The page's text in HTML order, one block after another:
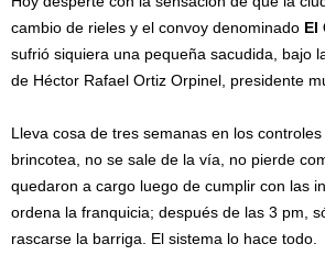
cambio de rieles y el convoy denominado El
sufrió siquiera una pequeña sacudida, bajo
de Héctor Rafael Ortiz Orpinel, presidente
Lleva cosa de tres semanas en los
brincotea, no se sale de la vía, no pierde
quedaron a cargo luego de cumplir con las
ordena la franquicia; después de las 3 pm,
rascarse la barriga. El sistema lo hace todo.